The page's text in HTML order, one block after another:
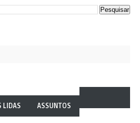
LIDAS ASSUNTOS